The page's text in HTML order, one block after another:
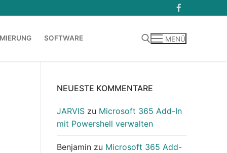
SOFTWARE MENÜ
NEUESTE KOMMENTARE
JARVIS zu Microsoft 365 Add-In
mit Powershell verwalten
Benjamin zu Microsoft 365 Add-